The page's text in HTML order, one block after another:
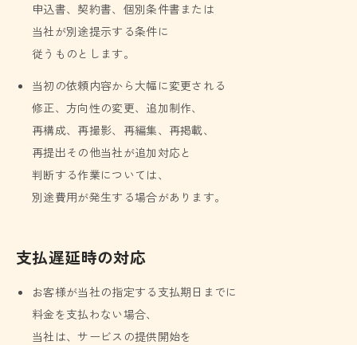
申込書、契約書、個別条件書または
当社が別途提示する条件に
従うものとします。
当初の依頼内容から大幅に変更される
修正、方向性の変更、追加制作、
再構成、再撮影、再編集、再掲載、
再提出その他当社が追加対応と
判断する作業については、
別途費用が発生する場合があります。
支払遅延時の対応
お客様が当社の指定する支払期日までに
料金を支払わない場合、
当社は、サービスの提供開始を